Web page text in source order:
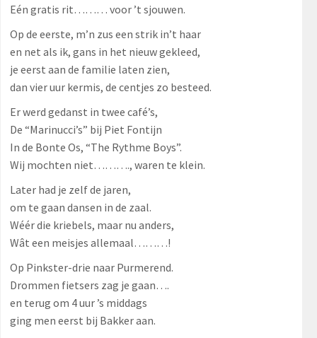
Eén gratis rit……… voor ’t sjouwen.
Op de eerste, m’n zus een strik in’t haar
en net als ik, gans in het nieuw gekleed,
je eerst aan de familie laten zien,
dan vier uur kermis, de centjes zo besteed.
Er werd gedanst in twee café’s,
De “Marinucci’s” bij Piet Fontijn
In de Bonte Os, “The Rythme Boys”.
Wij mochten niet………., waren te klein.
Later had je zelf de jaren,
om te gaan dansen in de zaal.
Wéér die kriebels, maar nu anders,
Wât een meisjes allemaal………!
Op Pinkster-drie naar Purmerend.
Drommen fietsers zag je gaan….
en terug om 4 uur ’s middags
ging men eerst bij Bakker aan.